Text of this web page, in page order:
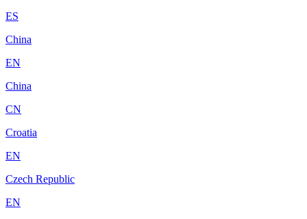
ES
China
EN
China
CN
Croatia
EN
Czech Republic
EN